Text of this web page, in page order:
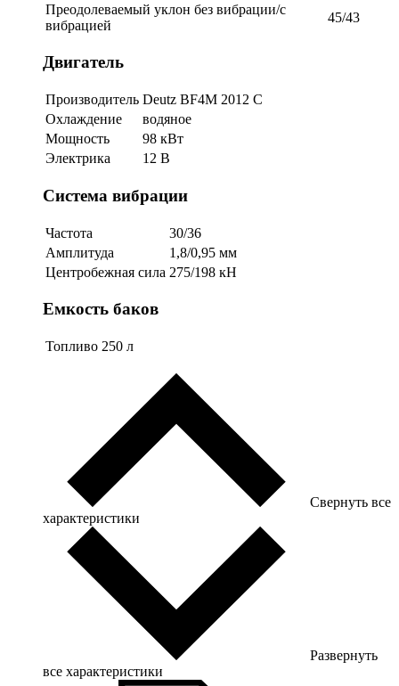
Преодолеваемый уклон без вибрации/с
вибрацией
45/43
Двигатель
Производитель Deutz BF4M 2012 C
Охлаждение
водяное
Мощность
98 кВт
Электрика
12 В
Система вибрации
Частота
30/36
Амплитуда
1,8/0,95 мм
Центробежная сила 275/198 кН
Емкость баков
Топливо 250 л
Свернуть все
характеристики
Развернуть
все характеристики